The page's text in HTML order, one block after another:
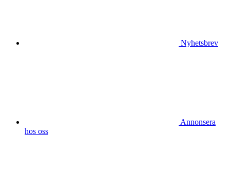
Nyhetsbrev
Annonsera
hos oss